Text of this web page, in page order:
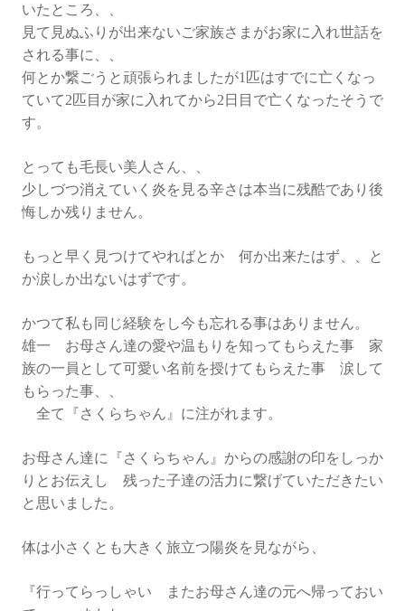
く
ち
ゃ
いたところ、、
見て見ぬふりが出来ないご家族さまがお家に入れ世話を
される事に、、
何とか繋ごうと頑張られましたが1匹はすでに亡くなっ
ていて2匹目が家に入れてから2日目で亡くなったそうで
す。
とっても毛長い美人さん、、
少しづつ消えていく炎を見る辛さは本当に残酷であり後
悔しか残りません。
もっと早く見つけてやればとか 何か出来たはず、、と
か涙しか出ないはずです。
かつて私も同じ経験をし今も忘れる事はありません。
雄一 お母さん達の愛や温もりを知ってもらえた事 家
族の一員として可愛い名前を授けてもらえた事 涙して
もらった事、、
全て『さくらちゃん』に注がれます。
お母さん達に『さくらちゃん』からの感謝の印をしっか
りとお伝えし 残った子達の活力に繋げていただきたい
と思いました。
体は小さくとも大きく旅立つ陽炎を見ながら、
『行ってらっしゃい またお母さん達の元へ帰っておい